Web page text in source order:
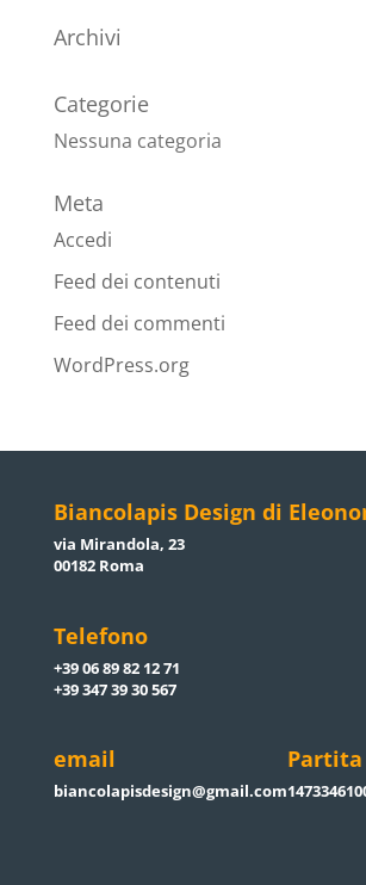
Archivi
Categorie
Nessuna categoria
Meta
Accedi
Feed dei contenuti
Feed dei commenti
WordPress.org
Biancolapis Design di
via Mirandola, 23
00182 Roma
Telefono
+39 06 89 82 12 71
+39 347 39 30 567
email
biancolapisdesign@gmail.com
Partita